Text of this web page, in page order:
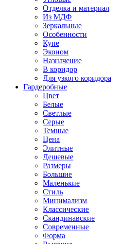
Отделка и материал
Из МДФ
Зеркальные
Особенности
Купе
Эконом
Назначение
В коридор
Для узкого коридора
Гардеробные
Цвет
Белые
Светлые
Серые
Темные
Цена
Элитные
Дешевые
Размеры
Большие
Маленькие
Стиль
Минимализм
Классические
Скандинавские
Современные
Форма